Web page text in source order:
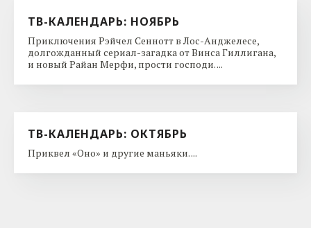
ТВ-КАЛЕНДАРЬ: НОЯБРЬ
Приключения Рэйчел Сеннотт в Лос-Анджелесе,
долгожданный сериал-загадка от Винса Гиллигана,
и новый Райан Мерфи, прости господи. ...
ТВ-КАЛЕНДАРЬ: ОКТЯБРЬ
Приквел «Оно» и другие маньяки. ...